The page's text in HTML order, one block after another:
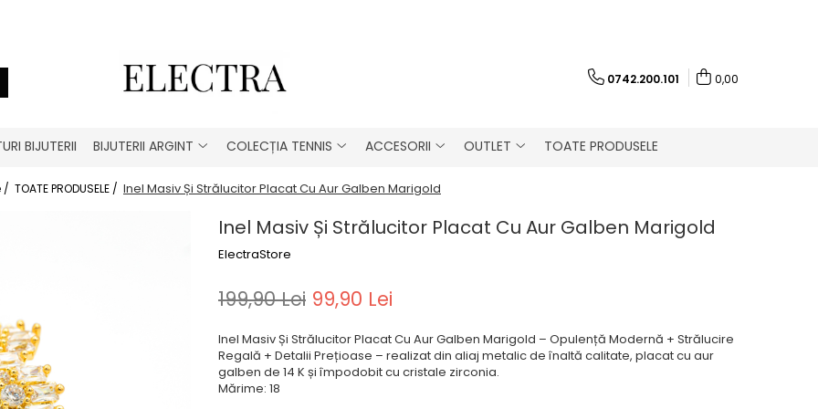
0742.200.101 0,00
BIJUTERII BIJUTERII ARGINT COLECȚIA TENNIS ACCESORII OUTLET TOATE PRODUSELE
/ TOATE PRODUSELE / Inel Masiv Și Strălucitor Placat Cu Aur Galben Marigold
Inel Masiv Și Strălucitor Placat Cu Aur Galben Marigold
ElectraStore
199,90 Lei 99,90 Lei
Inel Masiv Și Strălucitor Placat Cu Aur Galben Marigold – Opulență Modernă + Strălucire
Regală + Detalii Prețioase – realizat din aliaj metalic de înaltă calitate, placat cu aur
galben de 14 K și împodobit cu cristale zirconia.
Mărime: 18